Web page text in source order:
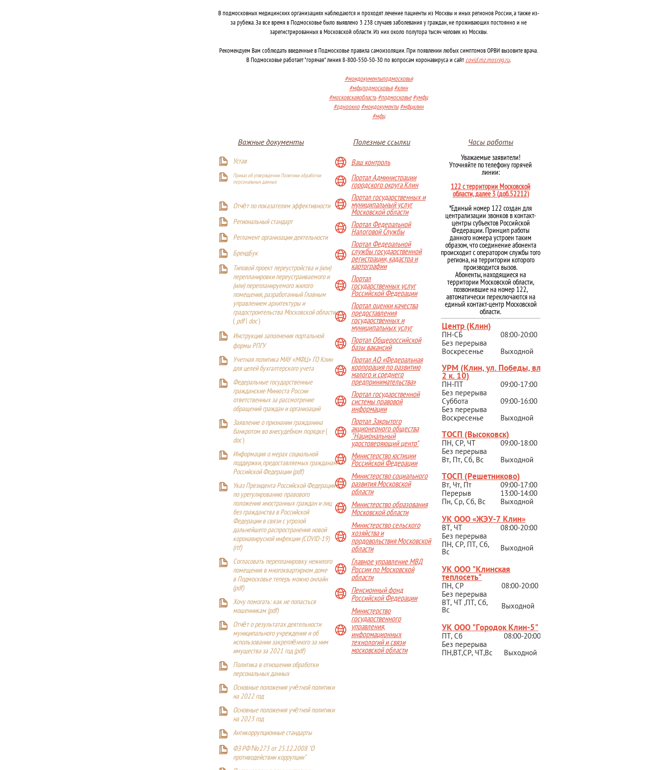
В подмосковных медицинских организациях наблюдаются и проходят лечение пациенты из Москвы и иных регионов России, а также из-
за рубежа. За все время в Подмосковье было выявлено 3 238 случаев заболевания у граждан, не проживающих постоянно и не
зарегистрированных в Московской области. Из них около полутора тысяч человек из Москвы.
Рекомендуем Вам соблюдать введенные в Подмосковье правила самоизоляции. При появлении любых симптомов ОРВИ вызовите врача.
В Подмосковье работает "горячая" линия 8-800-550-50-30 по вопросам коронавируса и сайтcovid.mz.mosreg.ru.
#моидокументыподмосковья
#мфцподмосковья #клин
#московскаяобласть #подмосковье #умфц
#одноокно #моидокументы #мфцклин
#мфц
Важные документы
Устав
Приказ об утверждении Политики обработки
персональных данных
Отчёт по показателям эффективности
Региональный стандарт
Регламент организации деятельности
БрендБук
Типовой проект переустройства и (или)
перепланировки переустраиваемого и
(или) перепланируемого жилого
помещения, разработанный Главным
управлением архитектуры и
градостроительства Московской области
(pdf| doc)
Инструкция заполнения портальной
формы РПГУ
Учетная политика МАУ «МФЦ» ГО Клин
для целей бухгалтерского учета
Федеральные государственные
гражданские Минюста России
ответственных за рассмотрение
обращений граждан и организаций
Заявление о признании гражданина
банкротом во внесудебном порядке(
doc)
Информация о мерах социальной
поддержки, предоставляемых гражданам
Российской Федерации (pdf)
Указ Президента Российской Федерации
по урегулированию правового
положения иностранных граждан и лиц
без гражданства в Российской
Федерации в связи с угрозой
дальнейшего распространения новой
коронавирусной инфекции (COVID-19)
(rtf)
Согласовать перепланировку нежилого
помещения в многоквартирном доме
в Подмосковье теперь можно онлайн
(pdf)
Хочу помогать: как не попасться
мошенникам (pdf)
Отчёт о результатах деятельности
муниципального учреждения и об
использовании закреплённого за ним
имущества за 2021 год (pdf)
Политика в отношении обработки
персональных данных
Основные положения учётной политики
на 2022 год
Основные положения учётной политики
на 2023 год
Антикоррупционные стандарты
ФЗ РФ №273 от 25.12.2008 "О
противодействии коррупции"
Полезные ссылки
Ваш контроль
Портал Администрации
городского округа Клин
Портал государственных и
муниципальный услуг
Московской области
Портал Федеральной
Налоговой Службы
Портал Федеральной
службы государственной
регистрации, кадастра и
картографии
Портал
государственных услуг
Российской Федерации
Портал оценки качества
предоставления
государственных и
муниципальных услуг
Портал Общероссийской
базы вакансий
Портал АО «Федеральная
корпорация по развитию
малого и среднего
предпринимательства»
Портал государственной
системы правовой
информации
Портал Закрытого
акционерного общества
"Национальный
удостоверяющий центр"
Министерство юстиции
Российской Федерации
Министерство социального
развития Московской
области
Министерство образования
Московской области
Министерство сельского
хозяйства и
продовольствия Московской
области
Главное управление МВД
России по Московской
области
Пенсионный фонд
Российской Федерации
Министерство
государственного
управления,
информационных
технологий и связи
московской области
Часы работы
Уважаемые заявители!
Уточняйте по телефону горячей
линии:
122 с территории Московской
области, далее 3 (доб.52212)
*Единый номер 122 создан для
централизации звонков в контакт-
центры субъектов Российской
Федерации. Принцип работы
данного номера устроен таким
образом, что соединение абонента
происходит с оператором службы того
региона, на территории которого
производится вызов.
Абоненты, находящиеся на
территории Московской области,
позвонившие на номер 122,
автоматически переключаются на
единый контакт-центр Московской
области.
Центр (Клин)
ПН-СБ
08:00-20:00
Без перерыва
Воскресенье
Выходной
УРМ (Клин, ул. Победы, вл.
2 к. 10)
ПН-ПТ
09:00-17:00
Без перерыва
Суббота
09:00-16:00
Без перерыва
Воскресенье
Выходной
ТОСП (Высоковск)
ПН, СР, ЧТ
09:00-18:00
Без перерыва
Вт, Пт, Сб, Вс
Выходной
ТОСП (Решетниково)
Вт, Чт, Пт
09:00-17:00
Перерыв
13:00-14:00
Пн, Ср, Сб, Вс
Выходной
УК ООО «ЖЭУ-7 Клин»
ВТ, ЧТ
08:00-20:00
Без перерыва
ПН, СР, ПТ, Сб,
Вс Выходной
УК ООО "Клинская
теплосеть"
ПН, СР
08:00-20:00
Без перерыва
ВТ, ЧТ ,ПТ, Сб,
Вс Выходной
УК ООО "Городок Клин-5"
ПТ, Сб
08:00-20:00
Без перерыва
ПН,ВТ,СР, ЧТ,Вс Выходной